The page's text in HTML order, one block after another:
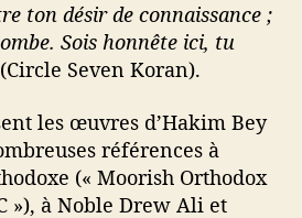
ton désir de connaissance ;
Sois honnête ici, tu
Seven Koran).
les œuvres d’Hakim Bey
références à
(« Moorish Orthodox
»), à Noble Drew Ali et